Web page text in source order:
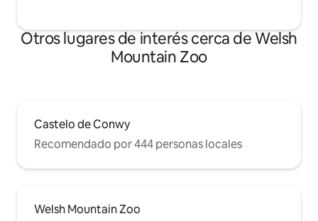
Otros lugares de interés cerca de Welsh
Mountain Zoo
Castelo de Conwy
Recomendado por 444 personas locales
Welsh Mountain Zoo